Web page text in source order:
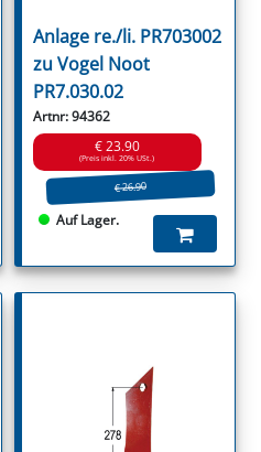
Anlage re./li. PR703002
zu Vogel Noot
PR7.030.02
Artnr: 94362
€ 23.90
(Preis inkl. 20% USt.)
€ 26.90
Auf Lager.